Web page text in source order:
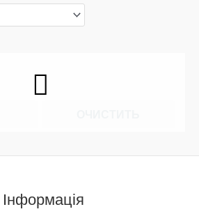
Інформація